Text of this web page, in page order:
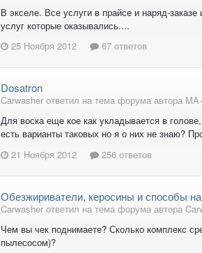
В экселе. Все услуги в прайсе и наряд-
услуг которые оказывались....
25 Ноября 2012
67 ответов
Dosatron
Carwasher ответил на тема форума автора
Для воска еще кое как укладывается в
есть варианты таковых но я о них не знаю?
21 Ноября 2012
256 ответов
Обезжириватели, керосины и способы
Carwasher ответил на тема форума автора
Чем вы чек поднимаете? Сколько комплекс
пылесосом)?